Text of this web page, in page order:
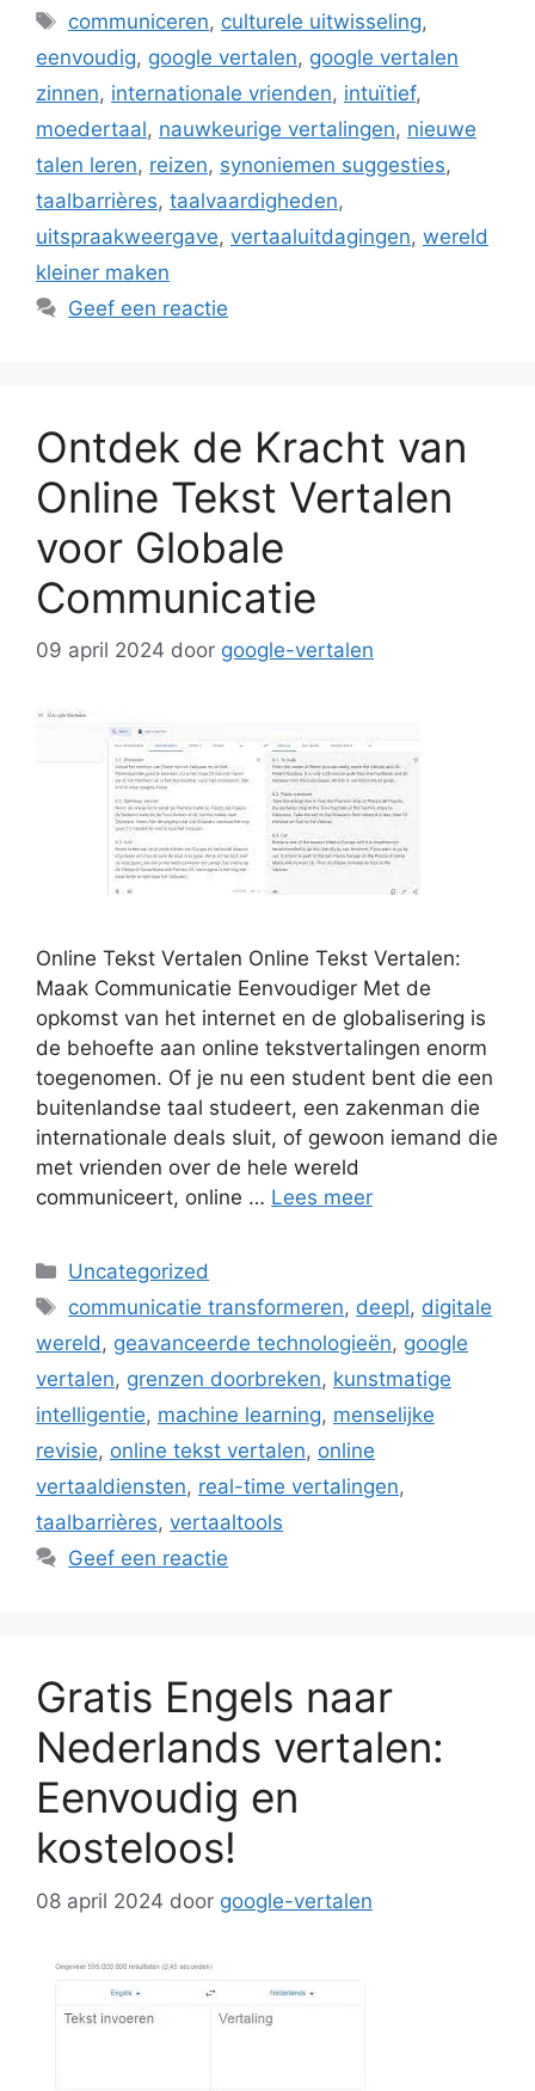
Tags
communiceren, culturele uitwisseling,
eenvoudig, google vertalen, google vertalen
zinnen, internationale vrienden, intuïtief,
moedertaal, nauwkeurige vertalingen, nieuwe
talen leren, reizen, synoniemen suggesties,
taalbarrières, taalvaardigheden,
uitspraakweergave, vertaaluitdagingen, wereld
kleiner maken
Geef een reactie
Ontdek de Kracht van
Online Tekst Vertalen
voor Globale
Communicatie
09 april 2024 door google-vertalen
Online Tekst Vertalen Online Tekst Vertalen:
Maak Communicatie Eenvoudiger Met de
opkomst van het internet en de globalisering is
de behoefte aan online tekstvertalingen enorm
toegenomen. Of je nu een student bent die een
buitenlandse taal studeert, een zakenman die
internationale deals sluit, of gewoon iemand die
met vrienden over de hele wereld
communiceert, online … Lees meer
Categorieën
Uncategorized
Tags
communicatie transformeren, deepl, digitale
wereld, geavanceerde technologieën, google
vertalen, grenzen doorbreken, kunstmatige
intelligentie, machine learning, menselijke
revisie, online tekst vertalen, online
vertaaldiensten, real-time vertalingen,
taalbarrières, vertaaltools
Geef een reactie
Gratis Engels naar
Nederlands vertalen:
Eenvoudig en
kosteloos!
08 april 2024 door google-vertalen